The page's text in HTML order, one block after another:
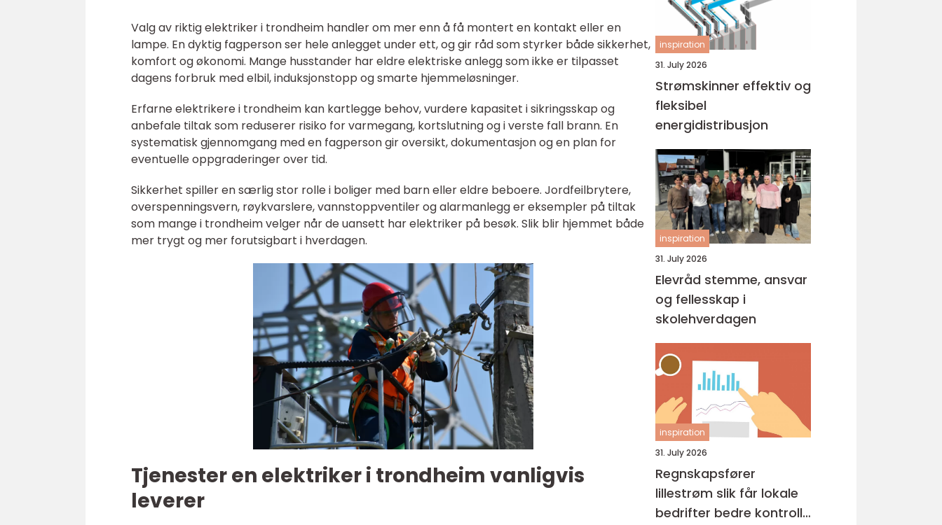
Valg av riktig elektriker i trondheim handler om mer enn å få montert en kontakt eller en
lampe. En dyktig fagperson ser hele anlegget under ett, og gir råd som styrker både sikkerhet,
komfort og økonomi. Mange husstander har eldre elektriske anlegg som ikke er tilpasset
dagens forbruk med elbil, induksjonstopp og smarte hjemmeløsninger.
Erfarne elektrikere i trondheim kan kartlegge behov, vurdere kapasitet i sikringsskap og
anbefale tiltak som reduserer risiko for varmegang, kortslutning og i verste fall brann. En
systematisk gjennomgang med en fagperson gir oversikt, dokumentasjon og en plan for
eventuelle oppgraderinger over tid.
Sikkerhet spiller en særlig stor rolle i boliger med barn eller eldre beboere. Jordfeilbrytere,
overspenningsvern, røykvarslere, vannstoppventiler og alarmanlegg er eksempler på tiltak
som mange i trondheim velger når de uansett har elektriker på besøk. Slik blir hjemmet både
mer trygt og mer forutsigbart i hverdagen.
Tjenester en elektriker i trondheim vanligvis
leverer
inspiration
31. July 2026
Strømskinner effektiv og
fleksibel
energidistribusjon
inspiration
31. July 2026
Elevråd stemme, ansvar
og fellesskap i
skolehverdagen
inspiration
31. July 2026
Regnskapsfører
lillestrøm slik får lokale
bedrifter bedre kontroll